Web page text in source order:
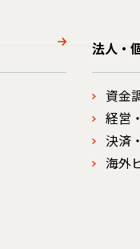
法人・
資金
経営
決済
海外